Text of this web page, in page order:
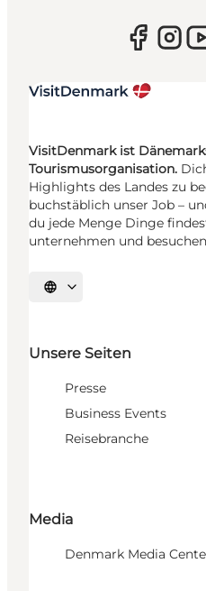
VisitDenmark ist
Tourismusorganisation.
Highlights des Landes zu
buchstäblich unser Job –
du jede Menge Dinge
unternehmen und
Sprache auswählen
Unsere Seiten
Presse
Business Events
Reisebranche
Media
Denmark Media